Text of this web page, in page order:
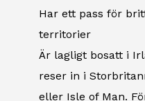
Har ett pass för
territorier
Är lagligt bosatt i
reser in i
eller Isle of Man.